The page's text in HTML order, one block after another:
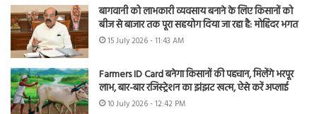
बागवानी को लाभकारी व्यवसाय बनाने के लिए किसानों को
बीज से बाजार तक पूरा सहयोग दिया जा रहा है: मोहिंदर भगत
15 July 2026 - 11:43 AM
Farmers ID Card बनेगा किसानों की पहचान, मिलेंगे भरपूर
लाभ, बार-बार रजिस्ट्रेशन का झंझट खत्म, ऐसे करें अप्लाई
10 July 2026 - 12:42 PM